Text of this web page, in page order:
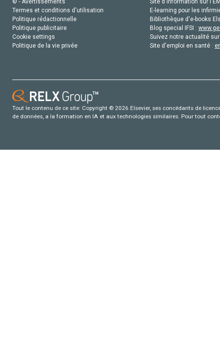
© - Avertissements
Termes et conditions d'utilisation
Politique rédactionnelle
Politique publicitaire
Cookie settings
Politique de la vie privée
Site d'information sur
E-learning pour les
Bibliothèque d'e-books
Blog special IFSI :
Suivez notre actualité
Site d'emploi en santé :
Tout le contenu de ce site: Copyright © 2026 Elsevier, ses concédants de
de données, a la formation en IA et aux technologies similaires. Pour tout